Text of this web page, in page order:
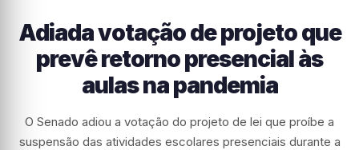
Adiada votação de projeto que
prevê retorno presencial às
aulas na pandemia
O Senado adiou a votação do projeto de lei que proíbe a
suspensão das atividades escolares presenciais durante a